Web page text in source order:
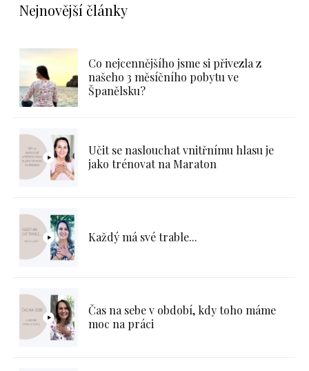
Nejnovější články
Co nejcennějšího jsme si přivezla z
našeho 3 měsíčního pobytu ve
Španělsku?
Učit se naslouchat vnitřnímu hlasu je
jako trénovat na Maraton
Každý má své trable...
Čas na sebe v období, kdy toho máme
moc na práci